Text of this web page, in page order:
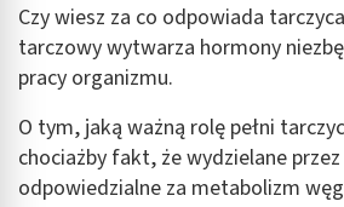
Czy wiesz za co odpowiada
tarczowy wytwarza hormony
pracy organizmu.
O tym, jaką ważną rolę pełni
chociażby fakt, że wydzielane
odpowiedzialne za metabolizm